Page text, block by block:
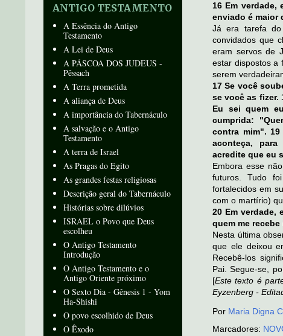
16 Em
enviado é maior
Já era tarefa
convidados que
eram servos de
estar dispostos a
serem
17 Se você
se você as fizer.
Eu sei quem
cumprida:
contra mim".
aconteça,
acredite que eu
Embora esse
futuros. Tudo
fortalecidos em
com o martírio)
20 Em verdade,
quem me
Nesta última
que ele deixou
Recebê-los
Pai. Segue-se,
[Este texto é
Eyzenberg -
Por Maria Digna
Marcadores:
ANTIGO TESTAMENTO
A Essência do Antigo
Testamento
A Lei de Deus
A PÁSCOA DOS JUDEUS -
Pêssach
A Terra prometida
A aliança de Deus
A importância do Tabernáculo
A salvação e o Antigo
Testamento
A terra de Israel
As Pragas do Egito
As grandes festas religiosas
Descrição geral do Tabernáculo
Histórias sobre dilúvios
ISRAEL o Povo que Deus
escolheu
O Antigo Testamento
Introdução
O Antigo Testamento e o
Antigo Oriente próximo
O Sexto Dia - Gênesis 1 - Yom
Ha-Shishi
O povo escolhido de Deus
O Êxodo